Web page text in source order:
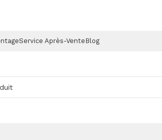
Service Après-Vente Blog